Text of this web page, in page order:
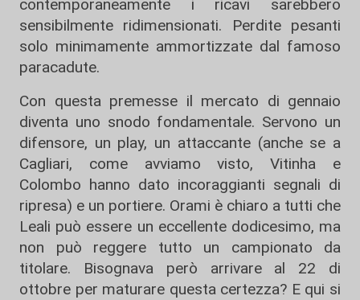
contemporaneamente i ricavi sarebbero
sensibilmente ridimensionati. Perdite pesanti
solo minimamente ammortizzate dal famoso
paracadute.
Con questa premesse il mercato di gennaio
diventa uno snodo fondamentale. Servono un
difensore, un play, un attaccante (anche se a
Cagliari, come avviamo visto, Vitinha e
Colombo hanno dato incoraggianti segnali di
ripresa) e un portiere. Orami è chiaro a tutti che
Leali può essere un eccellente dodicesimo, ma
non può reggere tutto un campionato da
titolare. Bisognava però arrivare al 22 di
ottobre per maturare questa certezza? E qui si